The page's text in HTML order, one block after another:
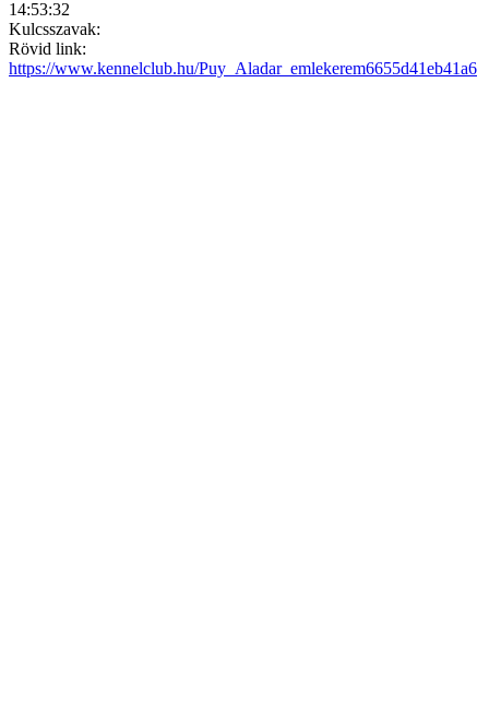
14:53:32
Kulcsszavak:
Rövid link:
https://www.kennelclub.hu/Puy_Aladar_emlekerem6655d41eb41a6